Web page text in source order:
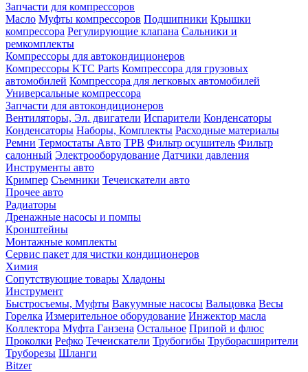
Запчасти для компрессоров
Масло Муфты компрессоров Подшипники Крышки
компрессора Регулирующие клапана Сальники и
ремкомплекты
Компрессоры для автокондиционеров
Компрессоры KTC Parts Компрессора для грузовых
автомобилей Компрессора для легковых автомобилей
Универсальные компрессора
Запчасти для автокондиционеров
Вентиляторы, Эл. двигатели Испарители Конденсаторы
Конденсаторы Наборы, Комплекты Расходные материалы
Ремни Термостаты Авто ТРВ Фильтр осушитель Фильтр
салонный Электрооборудование Датчики давления
Инструменты авто
Кримпер Съемники Течеискатели авто
Прочее авто
Радиаторы
Дренажные насосы и помпы
Кронштейны
Монтажные комплекты
Сервис пакет для чистки кондиционеров
Химия
Сопутствующие товары Хладоны
Инструмент
Быстросъемы, Муфты Вакуумные насосы Вальцовка Весы
Горелка Измерительное оборудование Инжектор масла
Коллектора Муфта Ганзена Остальное Припой и флюс
Проколки Рефко Течеискатели Трубогибы Труборасширители
Труборезы Шланги
Bitzer